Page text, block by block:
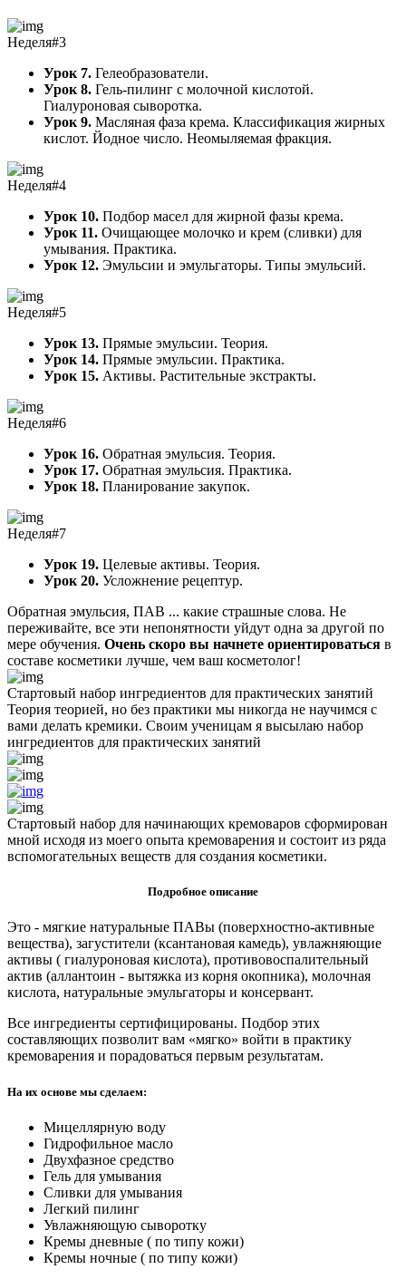
Неделя#3
Урок 7. Гелеобразователи.
Урок 8. Гель-пилинг с молочной кислотой.
Гиалуроновая сыворотка.
Урок 9. Масляная фаза крема. Классификация жирных
кислот. Йодное число. Неомыляемая фракция.
Неделя#4
Урок 10. Подбор масел для жирной фазы крема.
Урок 11. Очищающее молочко и крем (сливки) для
умывания. Практика.
Урок 12. Эмульсии и эмульгаторы. Типы эмульсий.
Неделя#5
Урок 13. Прямые эмульсии. Теория.
Урок 14. Прямые эмульсии. Практика.
Урок 15. Активы. Растительные экстракты.
Неделя#6
Урок 16. Обратная эмульсия. Теория.
Урок 17. Обратная эмульсия. Практика.
Урок 18. Планирование закупок.
Неделя#7
Урок 19. Целевые активы. Теория.
Урок 20. Усложнение рецептур.
Обратная эмульсия, ПАВ ... какие страшные слова. Не
переживайте, все эти непонятности уйдут одна за другой по
мере обучения. Очень скоро вы начнете ориентироваться в
составе косметики лучше, чем ваш косметолог!
Стартовый набор ингредиентов для практических занятий
Теория теорией, но без практики мы никогда не научимся с
вами делать кремики. Своим ученицам я высылаю набор
ингредиентов для практических занятий
Стартовый набор для начинающих кремоваров сформирован
мной исходя из моего опыта кремоварения и состоит из ряда
вспомогательных веществ для создания косметики.
Подробное описание
Это - мягкие натуральные ПАВы (поверхностно-активные
вещества), загустители (ксантановая камедь), увлажняющие
активы ( гиалуроновая кислота), противовоспалительный
актив (аллантоин - вытяжка из корня окопника), молочная
кислота, натуральные эмульгаторы и консервант.
Все ингредиенты сертифицированы. Подбор этих
составляющих позволит вам «мягко» войти в практику
кремоварения и порадоваться первым результатам.
На их основе мы сделаем:
Мицеллярную воду
Гидрофильное масло
Двухфазное средство
Гель для умывания
Сливки для умывания
Легкий пилинг
Увлажняющую сыворотку
Кремы дневные ( по типу кожи)
Кремы ночные ( по типу кожи)